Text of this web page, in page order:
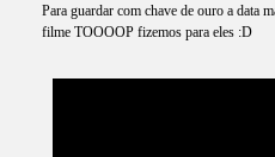
Para guardar com chave de ouro a data
filme TOOOOP fizemos para eles :D